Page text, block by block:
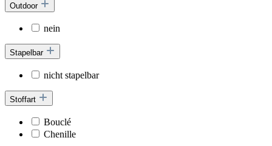
Outdoor
nein
Stapelbar
nicht stapelbar
Stoffart
Bouclé
Chenille